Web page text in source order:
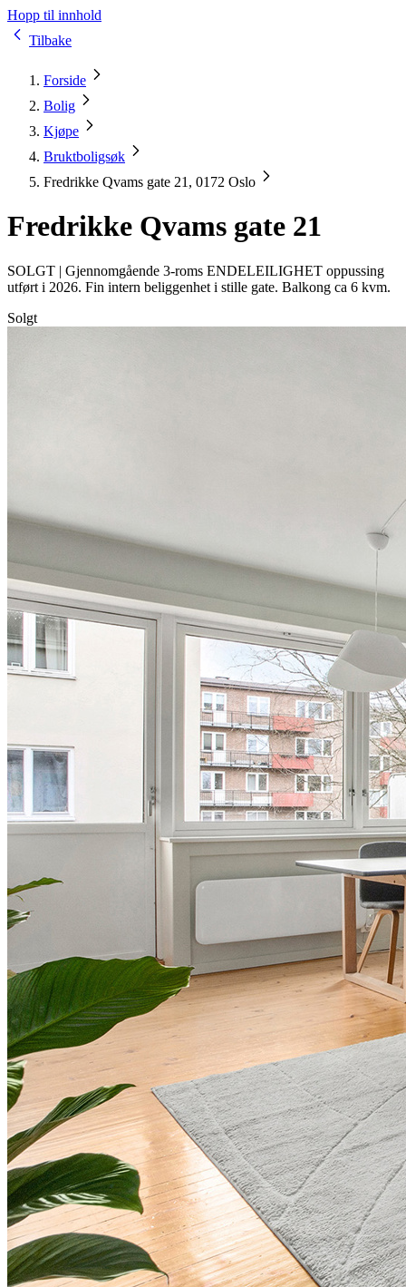
Hopp til innhold
Tilbake
Forside
Bolig
Kjøpe
Bruktboligsøk
Fredrikke Qvams gate 21, 0172 Oslo
Fredrikke Qvams gate 21
SOLGT | Gjennomgående 3-roms ENDELEILIGHET oppussing
utført i 2026. Fin intern beliggenhet i stille gate. Balkong ca 6 kvm.
Solgt